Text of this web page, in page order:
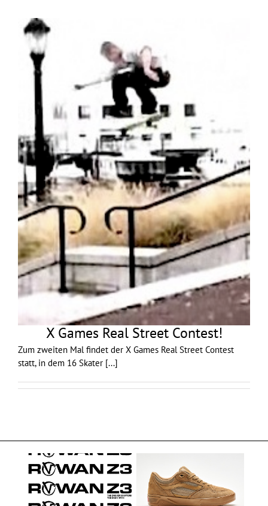
X Games Real Street Contest!
Zum zweiten Mal findet der X Games Real Street Contest
statt, in dem 16 Skater [...]